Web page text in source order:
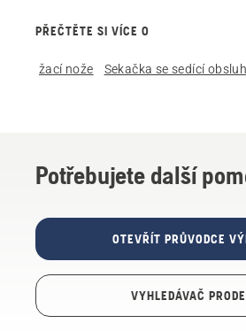
PŘEČTĚTE SI VÍCE O
žací nože Sekačka se sedící
Potřebujete další
OTEVŘÍT PRŮVODCE
VYHLEDÁVAČ